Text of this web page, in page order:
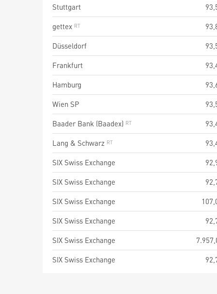
Stuttgart
gettex
Düsseldorf
Frankfurt
Hamburg
Wien SP
Baader Bank (Baadex)
Lang & Schwarz
SIX Swiss Exchange
SIX Swiss Exchange
SIX Swiss Exchange
SIX Swiss Exchange
SIX Swiss Exchange
SIX Swiss Exchange